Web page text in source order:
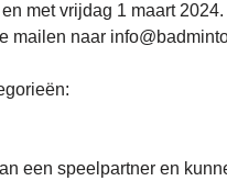
met vrijdag 1 maart
mailen naar
een speelpartner en